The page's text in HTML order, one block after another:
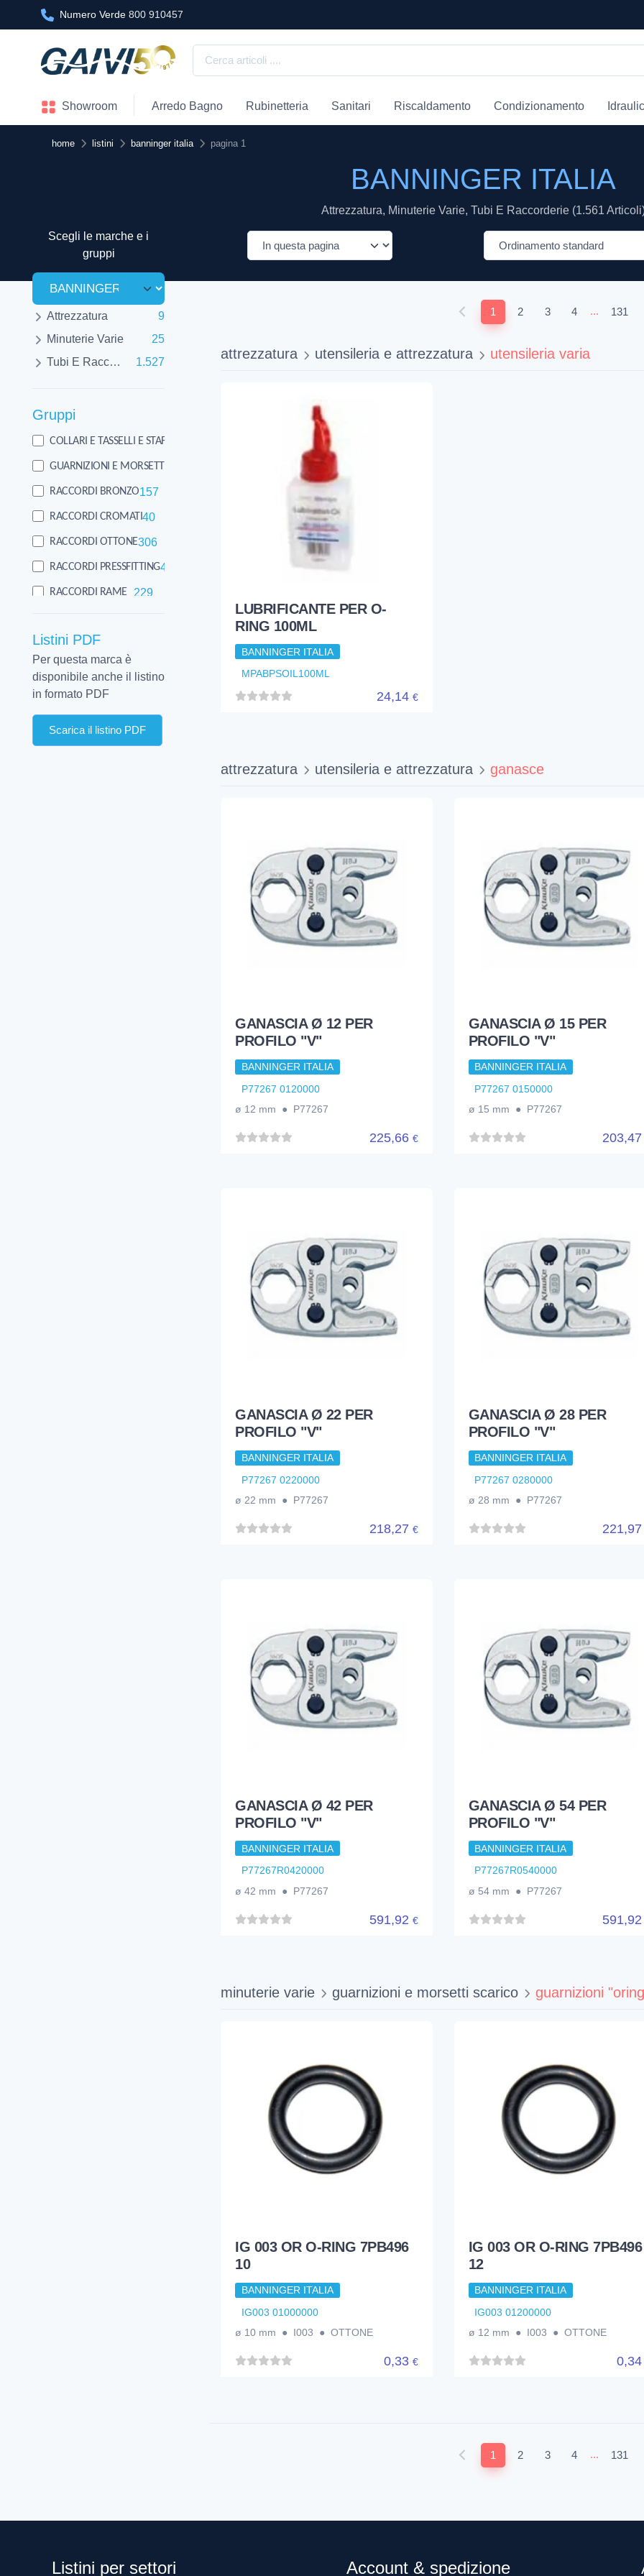
Numero Verde 800 910457
Showroom Arredo Bagno Rubinetteria Sanitari Riscaldamento Condizionamento
home listini banninger italia pagina 1
BANNINGER ITALIA
Attrezzatura, Minuterie Varie, Tubi E Raccorderie (1.561
Scegli le marche e i
gruppi
Attrezzatura
9
Minuterie Varie
25
Tubi E Raccorderie
1.527
Gruppi
COLLARI E TASSELLI E STAFFE
GUARNIZIONI E MORSETTI SCARICO
RACCORDI BRONZO157
RACCORDI CROMATI40
RACCORDI OTTONE306
RACCORDI PRESSFITTING474
RACCORDI RAME 229
UTENSILERIA E ATTREZZATURA
Listini PDF
Per questa marca è
disponibile anche il listino
in formato PDF
Scarica il listino PDF
1 2 3 4 ... 131
attrezzatura utensileria e attrezzatura utensileria varia
LUBRIFICANTE PER O-
RING 100ML
BANNINGER ITALIA
MPABPSOIL100ML
24,14 €
attrezzatura utensileria e attrezzatura ganasce
GANASCIA Ø 12 PER
PROFILO "V"
BANNINGER ITALIA
P77267 0120000
ø 12 mm ● P77267
225,66 €
GANASCIA Ø 15 PER
PROFILO "V"
BANNINGER ITALIA
P77267 0150000
ø 15 mm ● P77267
GANASCIA Ø 22 PER
PROFILO "V"
BANNINGER ITALIA
P77267 0220000
ø 22 mm ● P77267
218,27 €
GANASCIA Ø 28 PER
PROFILO "V"
BANNINGER ITALIA
P77267 0280000
ø 28 mm ● P77267
GANASCIA Ø 42 PER
PROFILO "V"
BANNINGER ITALIA
P77267R0420000
ø 42 mm ● P77267
591,92 €
GANASCIA Ø 54 PER
PROFILO "V"
BANNINGER ITALIA
P77267R0540000
ø 54 mm ● P77267
minuterie varie guarnizioni e morsetti scarico guarnizioni
IG 003 OR O-RING 7PB496
10
BANNINGER ITALIA
IG003 01000000
ø 10 mm ● I003 ● OTTONE
0,33 €
IG 003 OR O-RING 7PB496
12
BANNINGER ITALIA
IG003 01200000
ø 12 mm ● I003 ● OTTONE
1 2 3 4 ... 131
Listini per settori Account & spedizione